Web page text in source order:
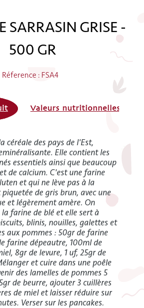
SARRASIN GRISE -
500 GR
Réference : FSA4
Valeurs nutritionnelles
céréale des pays de l'Est,
Elle contient les
essentiels ainsi que beaucoup
de calcium. C'est une farine
et qui ne lève pas à la
piquetée de gris brun, avec une
et légèrement amère. On
farine de blé et elle sert à
blinis, nouilles, galettes et
aux pommes : 50gr de farine
farine dépeautre, 100ml de
8gr de levure, 1 uf, 25gr de
et cuire dans une poêle
des lamelles de pommes 5
de beurre, ajouter 3 cuillères
de miel et laisser réduire sur
Verser sur les pancakes.